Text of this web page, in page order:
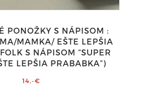
PONOŽKY S NÁPISOM :
MAMKA/ EŠTE LEPŠIA
S NÁPISOM “SUPER
LEPŠIA PRABABKA”)
14,-€